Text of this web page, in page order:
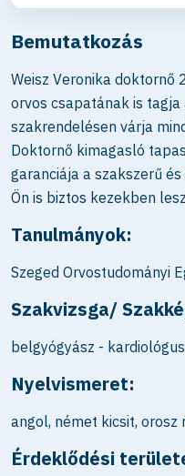
Bemutatkozás
Weisz Veronika doktornő
orvos csapatának is
szakrendelésen várja
Doktornő kimagasló
garanciája a szakszerű
Ön is biztos kezekben
Tanulmányok:
Szeged Orvostudományi
Szakvizsga/
belgyógyász - kardiológus
Nyelvismeret:
angol, német kicsit, orosz
Érdeklődési